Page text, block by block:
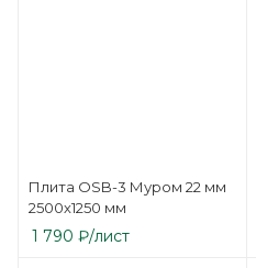
Плита OSB-3 Муром 22 мм
2500х1250 мм
1 790 ₽/лист